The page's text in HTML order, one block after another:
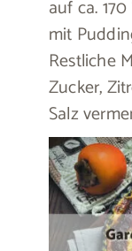
auf ca.
mit
Restliche
Zucker,
Salz